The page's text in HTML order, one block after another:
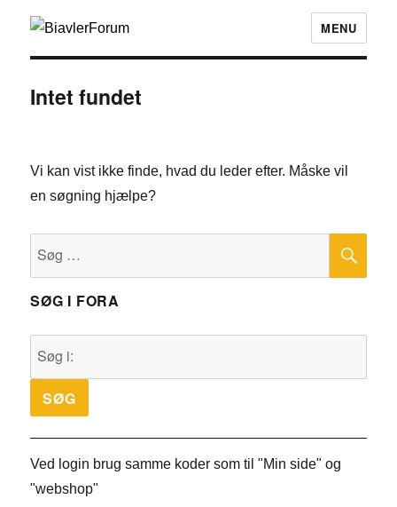
MENU
Intet fundet
Vi kan vist ikke finde, hvad du leder efter. Måske vil
en søgning hjælpe?
SØG I FORA
Ved login brug samme koder som til "Min side" og
"webshop"